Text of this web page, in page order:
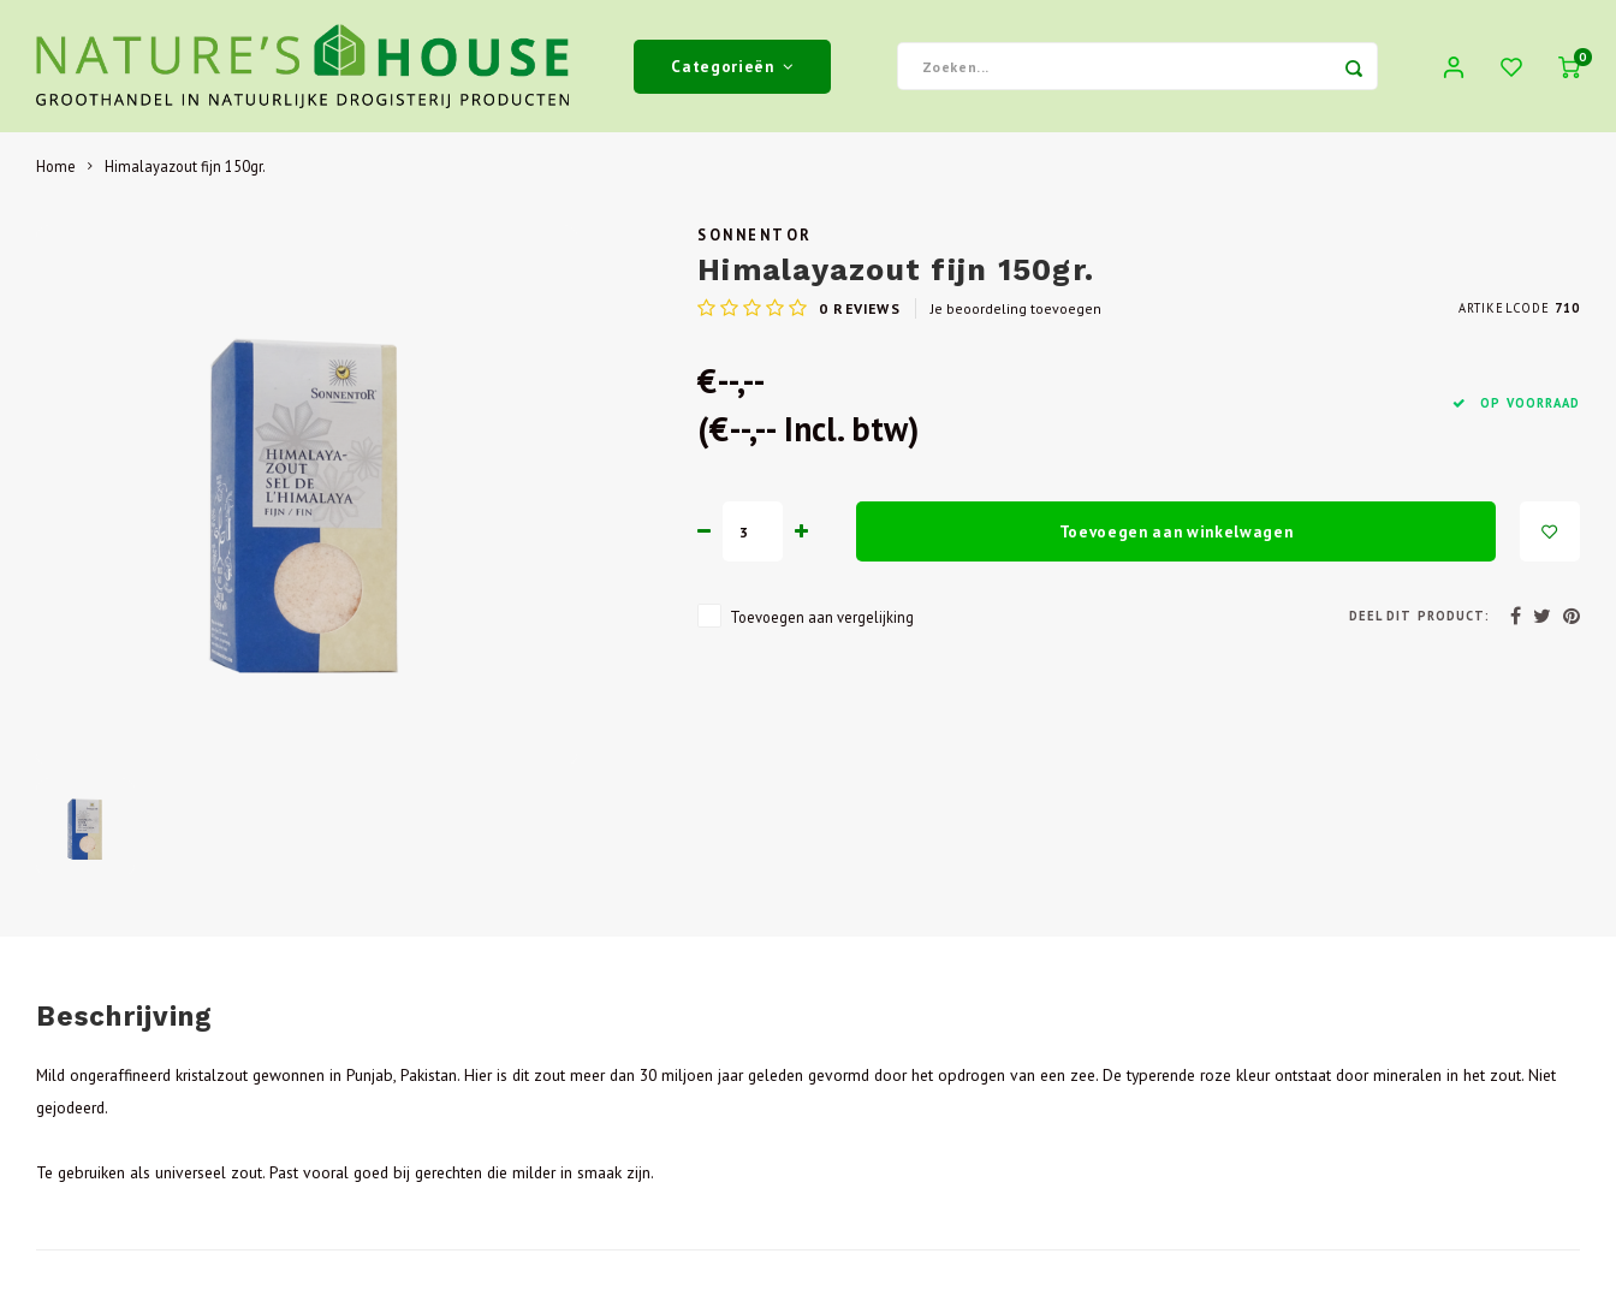
Categorieën 0
Home Himalayazout fijn 150gr.
SONNENTOR
Himalayazout fijn 150gr.
0 REVIEWS Je beoordeling toevoegen ARTIKELCODE 710
€--,--
(€--,-- Incl. btw)
OP VOORRAAD
Toevoegen aan winkelwagen
Toevoegen aan vergelijking DEEL DIT PRODUCT:
Beschrijving
Mild ongeraffineerd kristalzout gewonnen in Punjab, Pakistan. Hier is dit zout meer dan 30 miljoen jaar geleden gevormd door het opdrogen van een zee. De typerende roze kleur ontstaat door mineralen in het zout. Niet
gejodeerd.
Te gebruiken als universeel zout. Past vooral goed bij gerechten die milder in smaak zijn.